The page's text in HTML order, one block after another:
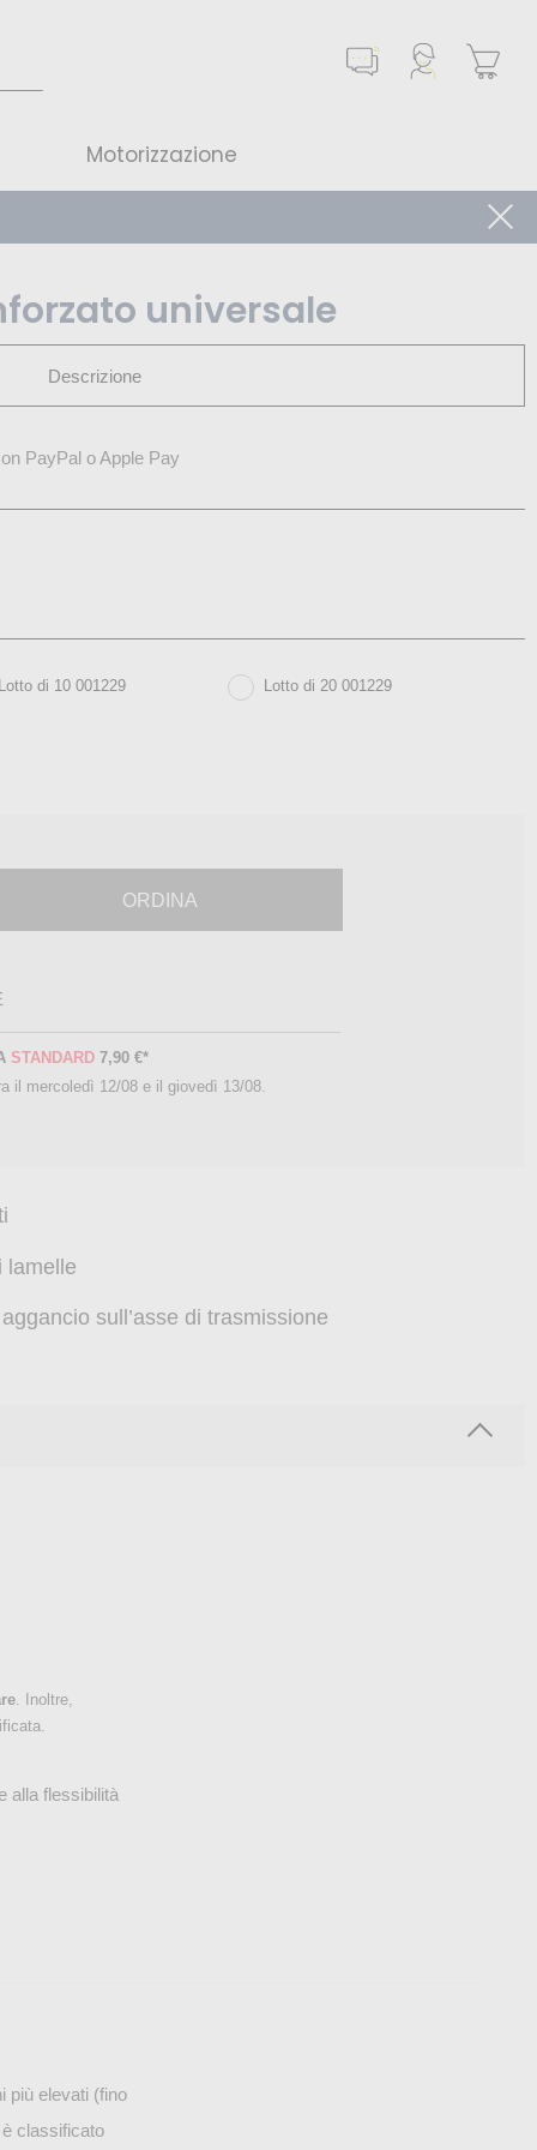
Motorizzazione
universale
Descrizione
PayPal o Apple Pay
Lotto di 10 001229 Lotto di 20 001229
ORDINA
STANDARD 7,90 €*
il mercoledì 12/08 e il giovedì 13/08.
lamelle
sull’asse di trasmissione
. Inoltre,
alla flessibilità
più elevati (fino
classificato